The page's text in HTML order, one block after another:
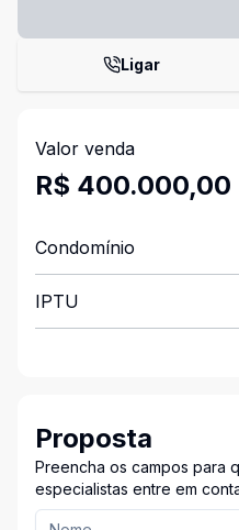
Ligar
Valor venda
R$ 400.000,00
Condomínio
IPTU
Proposta
Preencha os campos para
especialistas entre em